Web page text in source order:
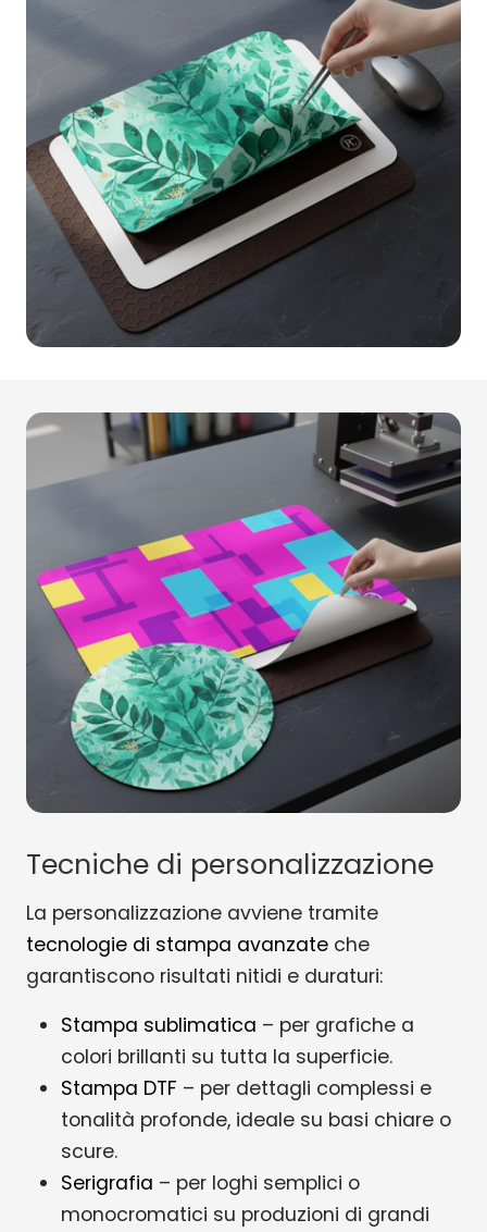
Tecniche di personalizzazione
La personalizzazione avviene tramite
tecnologie di stampa avanzate che
garantiscono risultati nitidi e duraturi:
Stampa sublimatica – per grafiche a
colori brillanti su tutta la superficie.
Stampa DTF – per dettagli complessi e
tonalità profonde, ideale su basi chiare o
scure.
Serigrafia – per loghi semplici o
monocromatici su produzioni di grandi